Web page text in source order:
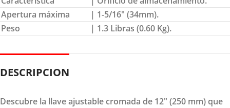
Apertura máxima
| 1-5/16″ (34mm).
Peso
| 1.3 Libras (0.60 Kg).
DESCRIPCION
Descubre la llave ajustable cromada de 12" (250 mm) que